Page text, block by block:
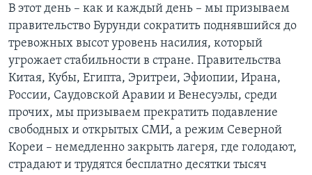
В этот день – как и каждый день – мы призываем
правительство Бурунди сократить поднявшийся до
тревожных высот уровень насилия, который
угрожает стабильности в стране. Правительства
Китая, Кубы, Египта, Эритреи, Эфиопии, Ирана,
России, Саудовской Аравии и Венесуэлы, среди
прочих, мы призываем прекратить подавление
свободных и открытых СМИ, а режим Северной
Кореи – немедленно закрыть лагеря, где голодают,
страдают и трудятся бесплатно десятки тысяч